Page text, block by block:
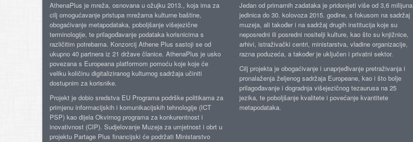
AthenaPlus je mreža, osnovana u ožujku 2013., koja ima za
cilj omogućavanje pristupa mrežama kulturne baštine,
obogaćivanje metapodataka, poboljšanje višejezične
terminologije, te prilagođavanje podataka korisnicima s
različitim potrebama. Konzorcij Athene Plus sastoji se od
ukupno 40 partnera iz 21 države članice. AthenaPlus je usko
povezana s Europeana platformom pomoću koje koje će
veliku količinu digitaliziranog kulturnog sadržaja učiniti
dostupnim za korisnike.
Projekt je dobio sredstva EU Programa podrške politikama za
primjenu informacijskih i komunikacijskih tehnologije (ICT
PSP) kao dijela Okvirnog programa za konkurentnost i
inovativnost (CIP). Sudjelovanje Muzeja za umjetnost i obrt u
projektu Partage Plus financijski će podržati Ministarstvo
Jedan od primarnih zadataka je pridonijeti više od 3,6 milijuna
jedinica do 30. kolovoza 2015. godine, s fokusom na sadržaj
muzeja, ali također i na sadržaj drugih institucija koje su
neposredni ili posredni nositelji kulture, kao što su knjižnice,
arhivi, istraživački centri, ministarstva, vladine organizacije,
razna poduzeća, a također je uključen i privatni sektor.
Cilj projekta je obogaćivanje i unaprjeđivanje pretraživanja i
pronalaženja željenog sadržaja Europeane, kao i što bolje
prilagođavanje i dogradnja višejezičnog tezaurusa na 25
jezika, te poboljšanje kvalitete i povećanje kvantitete
metapodataka.